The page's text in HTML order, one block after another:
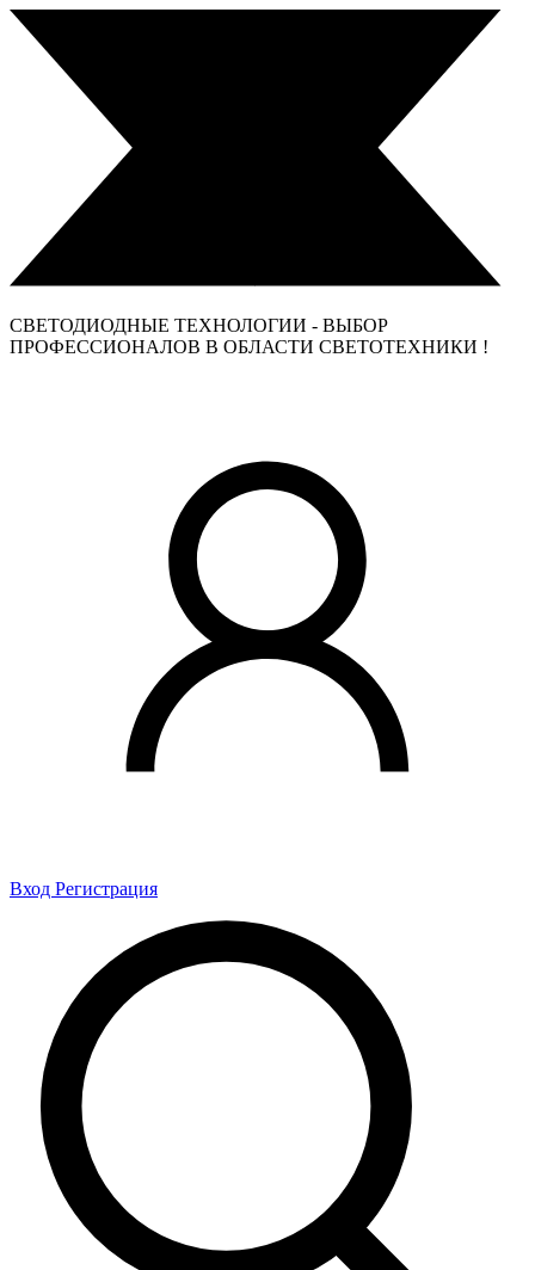
СВЕТОДИОДНЫЕ ТЕХНОЛОГИИ - ВЫБОР
ПРОФЕССИОНАЛОВ В ОБЛАСТИ СВЕТОТЕХНИКИ !
Вход Регистрация